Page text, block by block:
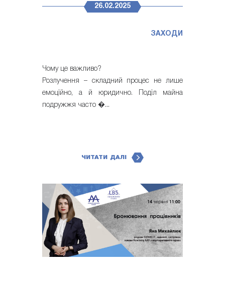
26.02.2025
ЗАХОДИ
Чому це важливо?
Розлучення – складний процес не лише
емоційно, а й юридично. Поділ майна
подружжя часто �...
ЧИТАТИ ДАЛІ